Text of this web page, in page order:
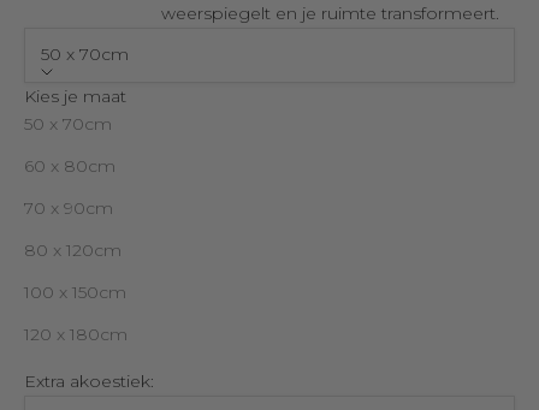
weerspiegelt en je ruimte transformeert.
50 x 70cm
Kies je maat
50 x 70cm
60 x 80cm
70 x 90cm
80 x 120cm
100 x 150cm
120 x 180cm
Extra akoestiek: